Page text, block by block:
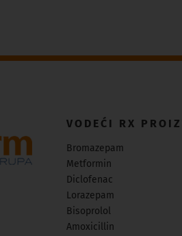
VODEĆI RX
Bromazepam
Metformin
Diclofenac
Lorazepam
Bisoprolol
Amoxicillin